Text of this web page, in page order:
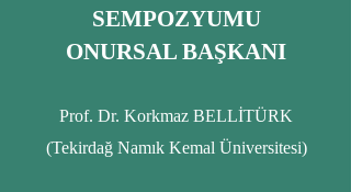
SEMPOZYUMU
ONURSAL BAŞKANI
Prof. Dr. Korkmaz BELLİTÜRK
(Tekirdağ Namık Kemal Üniversitesi)